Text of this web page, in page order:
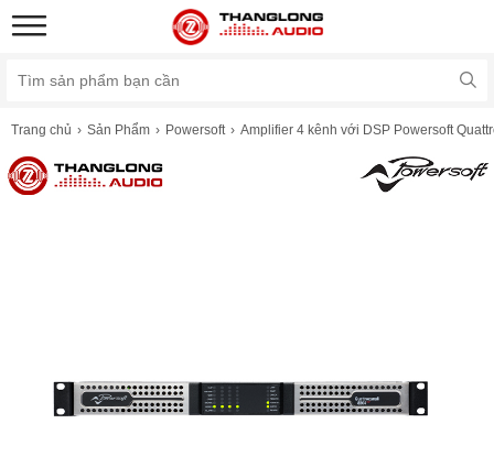
Trang chủ Sản Phẩm Powersoft Amplifier 4 kênh với DSP Powersoft